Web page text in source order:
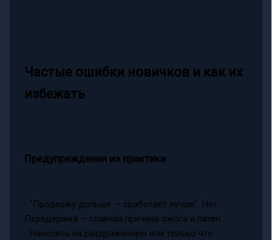
Частые ошибки новичков и как их
избежать
Предупреждения из практики
- “Продержу дольше — сработает лучше”. Нет.
Передержка — главная причина ожога и пятен.
- Наносить на раздражённую или только что